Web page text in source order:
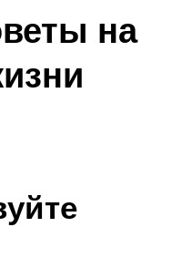
на